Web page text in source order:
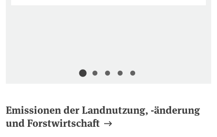
Emissionen der Landnutzung, -änderung
und Forstwirtschaft